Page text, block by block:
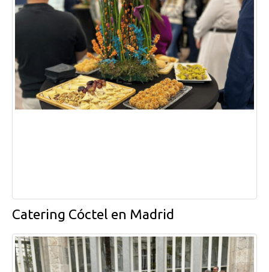
Catering Cóctel en Madrid